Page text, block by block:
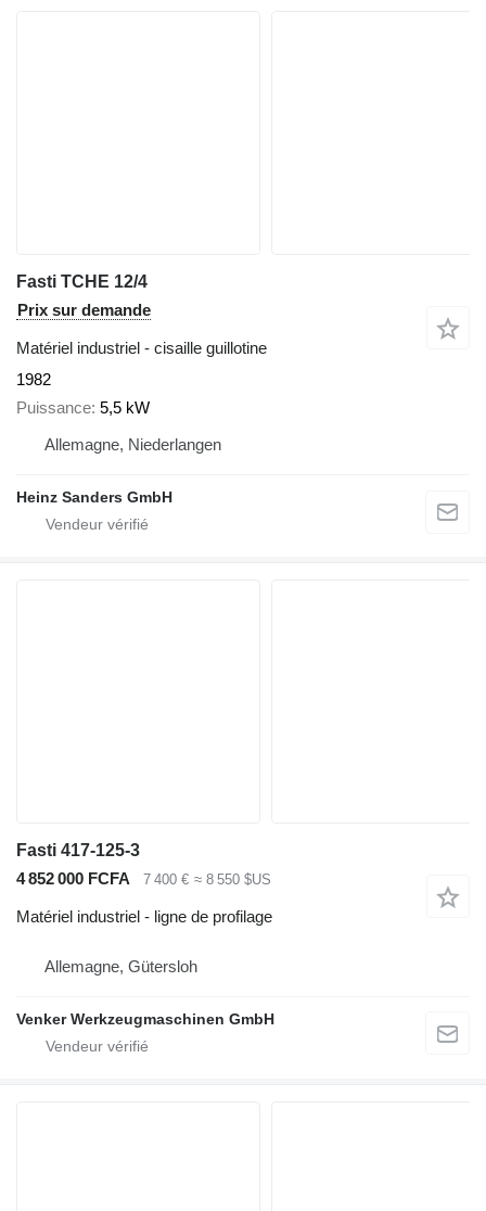
Fasti TCHE 12/4
Prix sur demande
Matériel industriel - cisaille guillotine
1982
Puissance 5,5 kW
Allemagne, Niederlangen
Heinz Sanders GmbH
Fasti 417-125-3
4 852 000 FCFA
7 400 € ≈ 8 550 $US
Matériel industriel - ligne de profilage
Allemagne, Gütersloh
Venker Werkzeugmaschinen GmbH